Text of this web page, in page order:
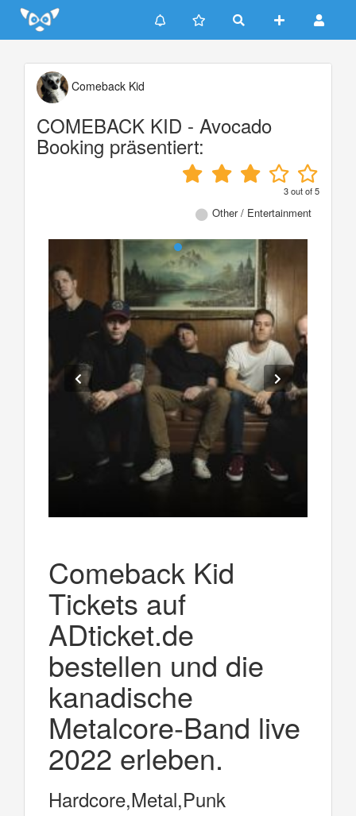
Update cookies preferences
Comeback Kid
COMEBACK KID - Avocado
Booking präsentiert:
3out of5
Other / Entertainment
Comeback Kid
Tickets auf
ADticket.de
bestellen und die
kanadische
Metalcore-Band live
2022 erleben.
Hardcore,Metal,Punk